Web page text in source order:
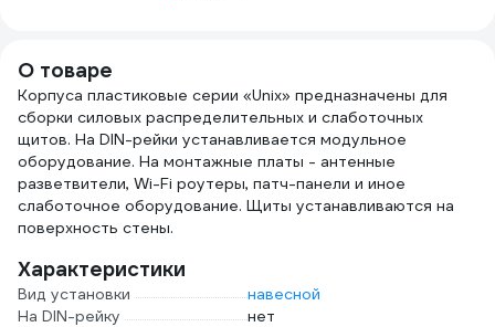
О товаре
Корпуса пластиковые серии «Unix» предназначены для
сборки силовых распределительных и слаботочных
щитов. На DIN-рейки устанавливается модульное
оборудование. На монтажные платы - антенные
разветвители, Wi-Fi роутеры, патч-панели и иное
слаботочное оборудование. Щиты устанавливаются на
поверхность стены.
Характеристики
Вид установки
навесной
На DIN-рейку
нет